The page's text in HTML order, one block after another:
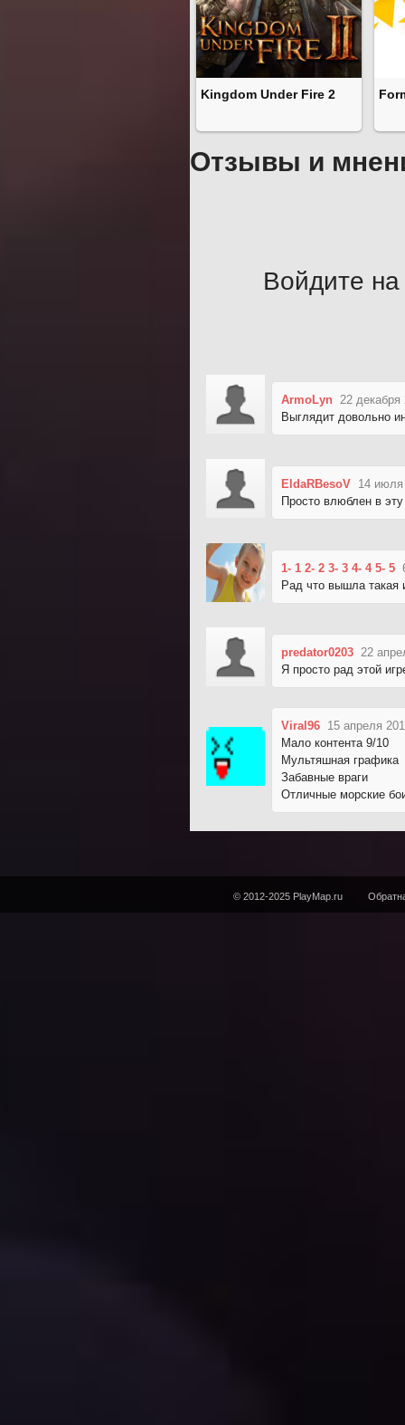
Kingdom Under Fire 2
Отзывы и
Войдите на
ArmoLyn 22 декабря
Выглядит довольно
EldaRBesoV 14 июля
Просто влюблен в
1- 1 2- 2 3- 3 4- 4 5- 5
Рад что вышла такая
predator0203 22
Я просто рад этой
Viral96 15 апреля
Мало контента 9/10
Мультяшная графика
Забавные враги
Отличные морские
© 2012-2025 PlayMap.ru